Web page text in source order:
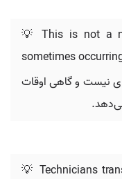
💡 This is not a
sometimes
نیست و گاهی اوقات
💡 Technicians